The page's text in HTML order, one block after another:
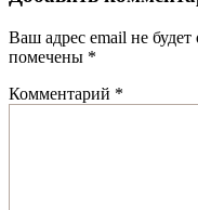
Ваш адрес email не будет
помечены *
Комментарий *